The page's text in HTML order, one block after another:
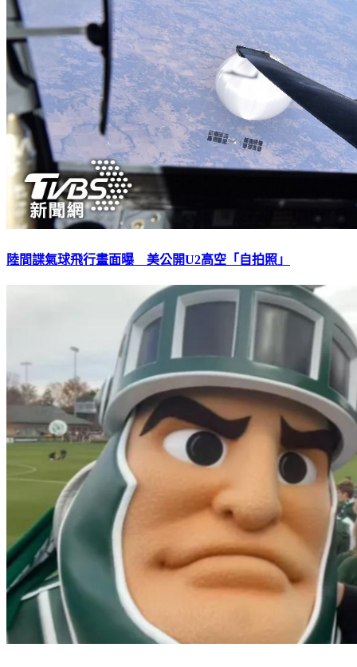
陸間諜氣球飛行畫面曝 美公開U2高空「自拍照」